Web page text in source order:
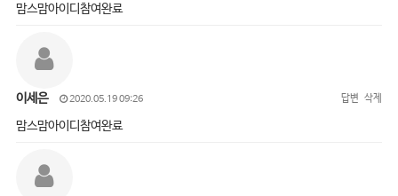
맘스맘아이디참여완료
이세은 2020.05.19 09:26 답변 삭제
맘스맘아이디참여완료